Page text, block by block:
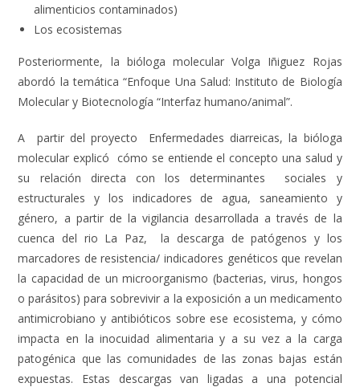
alimenticios contaminados)
Los ecosistemas
Posteriormente, la bióloga molecular Volga Iñiguez Rojas
abordó la temática “Enfoque Una Salud: Instituto de Biología
Molecular y Biotecnología “Interfaz humano/animal”.
A partir del proyecto Enfermedades diarreicas, la bióloga
molecular explicó cómo se entiende el concepto una salud y
su relación directa con los determinantes sociales y
estructurales y los indicadores de agua, saneamiento y
género, a partir de la vigilancia desarrollada a través de la
cuenca del rio La Paz, la descarga de patógenos y los
marcadores de resistencia/ indicadores genéticos que revelan
la capacidad de un microorganismo (bacterias, virus, hongos
o parásitos) para sobrevivir a la exposición a un medicamento
antimicrobiano y antibióticos sobre ese ecosistema, y cómo
impacta en la inocuidad alimentaria y a su vez a la carga
patogénica que las comunidades de las zonas bajas están
expuestas. Estas descargas van ligadas a una potencial